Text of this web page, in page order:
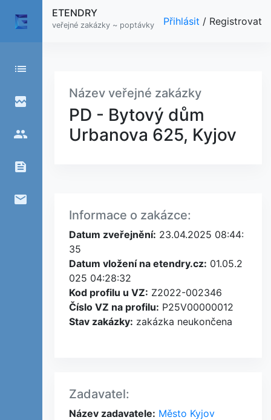
list
broken_image
people
feed
email
ETENDRY
veřejné zakázky ~ poptávky Přihlásit / Registrovat
Název veřejné zakázky
PD - Bytový dům
Urbanova 625, Kyjov
Informace o zakázce:
Datum zveřejnění: 23.04.2025 08:44:
35
Datum vložení na etendry.cz: 01.05.2
025 04:28:32
Kod profilu u VZ: Z2022-002346
Číslo VZ na profilu: P25V00000012
Stav zakázky: zakázka neukončena
Zadavatel:
Název zadavatele: Město Kyjov